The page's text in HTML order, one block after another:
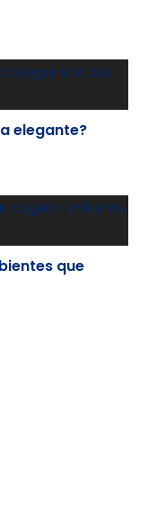
elegante?
que